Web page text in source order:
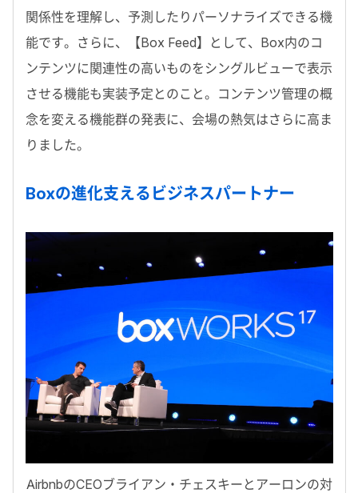
関係性を理解し、予測したりパーソナライズできる機
能です。さらに、【Box Feed】として、Box内のコ
ンテンツに関連性の高いものをシングルビューで表示
させる機能も実装予定とのこと。コンテンツ管理の概
念を変える機能群の発表に、会場の熱気はさらに高ま
りました。
Boxの進化支えるビジネスパートナー
AirbnbのCEOブライアン・チェスキーとアーロンの対